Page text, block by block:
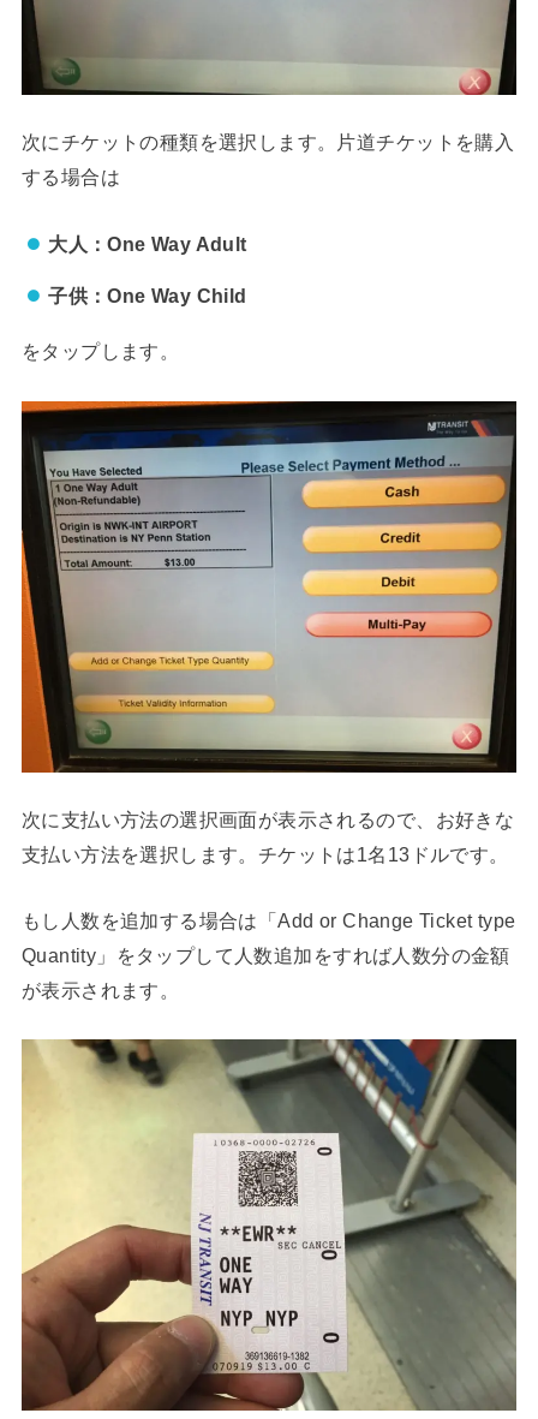
次にチケットの種類を選択します。片道チケットを購入
する場合は
大人：One Way Adult
子供：One Way Child
をタップします。
次に支払い方法の選択画面が表示されるので、お好きな
支払い方法を選択します。チケットは1名13ドルです。
もし人数を追加する場合は「Add or Change Ticket type
Quantity」をタップして人数追加をすれば人数分の金額
が表示されます。